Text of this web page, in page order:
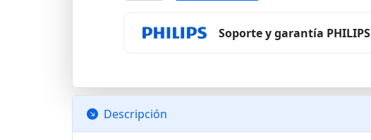
Soporte y garantía PHILIPS
Descripción